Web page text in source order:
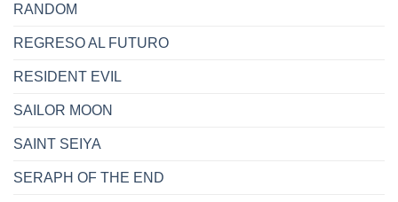
RANDOM
REGRESO AL FUTURO
RESIDENT EVIL
SAILOR MOON
SAINT SEIYA
SERAPH OF THE END